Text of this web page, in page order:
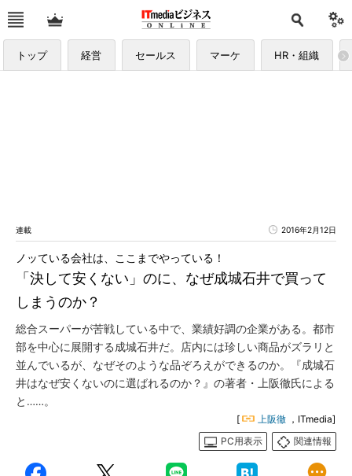
トップ 経営 セールス マーケ HR・組織
連載 2016年2月12日
「決して安くない」のに、なぜ成城石井で買って
しまうのか？
ノッている会社は、ここまでやっている！
総合スーパーが苦戦している中で、業績好調の企業がある。都市
部を中心に展開する成城石井だ。店内には珍しい商品がズラリと
並んでいるが、なぜそのような品ぞろえができるのか。『成城石
井はなぜ安くないのに選ばれるのか？』の著者・上阪徹氏による
と……。
[ 上阪徹 ，ITmedia]
PC用表示
関連情報